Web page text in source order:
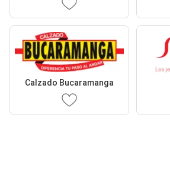
Calzado Bucaramanga